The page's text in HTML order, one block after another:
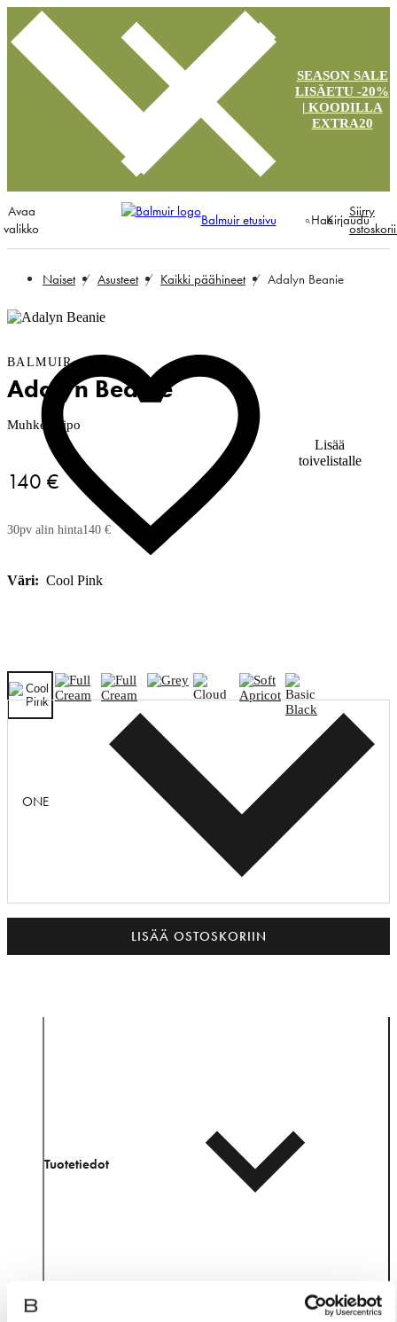
SEASON SALE
LISÄETU -20%
| KOODILLA
EXTRA20
Avaa
valikko
Balmuir etusivu HaeKirjaudu
Siirry
Naiset Asusteet Kaikki päähineet Adalyn Beanie
Lisää
toivelistalle
BALMUIR
Adalyn Beanie
Muhkea pipo
140 €
30pv alin hinta140 €
Väri: Cool Pink
ONE
LISÄÄ OSTOSKORIIN
Tuotetiedot